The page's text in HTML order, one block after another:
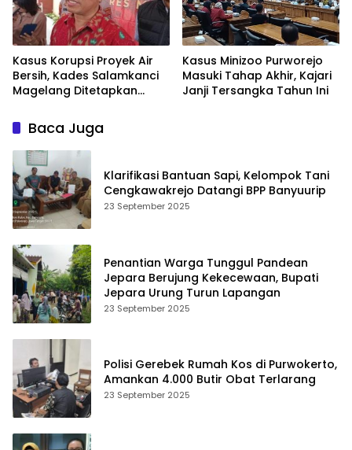
Kasus Korupsi Proyek Air
Bersih, Kades Salamkanci
Magelang Ditetapkan
Kasus Minizoo Purworejo
Masuki Tahap Akhir, Kajari
Janji Tersangka Tahun Ini
Baca Juga
Klarifikasi Bantuan Sapi, Kelompok Tani
Cengkawakrejo Datangi BPP Banyuurip
23 September 2025
Penantian Warga Tunggul Pandean
Jepara Berujung Kekecewaan, Bupati
Jepara Urung Turun Lapangan
23 September 2025
Polisi Gerebek Rumah Kos di Purwokerto,
Amankan 4.000 Butir Obat Terlarang
23 September 2025